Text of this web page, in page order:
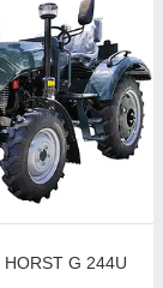
HORST G 244U